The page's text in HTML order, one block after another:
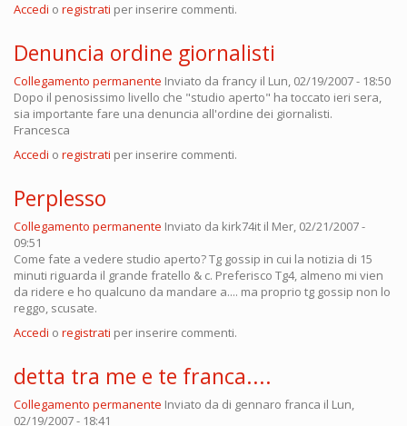
Accedi o registrati per inserire commenti.
Denuncia ordine giornalisti
Collegamento permanente Inviato da francy il Lun, 02/19/2007 - 18:50
Dopo il penosissimo livello che "studio aperto" ha toccato ieri sera,
sia importante fare una denuncia all'ordine dei giornalisti.
Francesca
Accedi o registrati per inserire commenti.
Perplesso
Collegamento permanente Inviato da kirk74it il Mer, 02/21/2007 -
09:51
Come fate a vedere studio aperto? Tg gossip in cui la notizia di 15
minuti riguarda il grande fratello & c. Preferisco Tg4, almeno mi vien
da ridere e ho qualcuno da mandare a.... ma proprio tg gossip non lo
reggo, scusate.
Accedi o registrati per inserire commenti.
detta tra me e te franca....
Collegamento permanente Inviato da di gennaro franca il Lun,
02/19/2007 - 18:41